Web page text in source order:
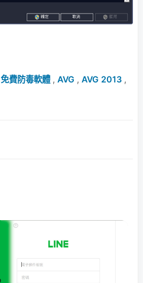
免費防毒軟體, AVG , AVG 2013 ,